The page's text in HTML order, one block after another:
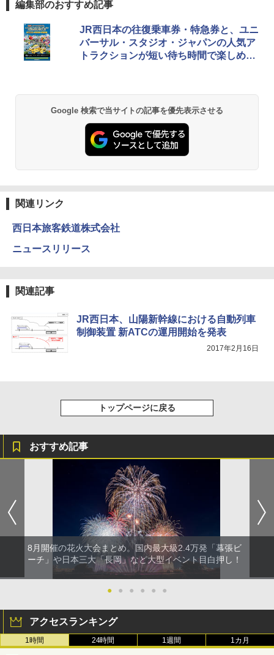
[キャンパーズコレクション 山善] ポップアッ
プテント 傘みたいに広げて畳める パッとサ
ッとサンシェード キューブ フルクローズ メ
ッシュ 簡単設置 ワンタッチテント キャンプ
ENDLESS BASE 《めざましテレビで紹介》
テント ワンタッチ RENEW 幅200 2-3人用 43
500002(88859)
人用 折りたたみ 防災グッズ 災害用トイレ ビ
ーチ ピクニック ポップアップテント 携帯 簡
広げるだけ パッとサッとテント ブラックコ
ーティング フルクローズ メッシュ 3-4人用
簡単設置 ポップアップテント エクルベージ
[キャンパーズコレクション 山善] 傘みたいに
広げるだけ パッとサッとテント キューブワ
DEWEL パラソル 大型 ビーチ アウトドアパ
ラソル ガーデン サイトシート付 折りたたみ
防水 UVカット 4段階高さ調整 軽量 収納袋付
き
GRANDOOR ステンレス保冷剤 2個セット 2
026リニューアル 急速冷凍 空間倍増 衛生的
コンパクト 保冷力長持ち
￥2,980
￥680
関の購入実績 登山・キャンプ・アウトドア・
防災用品 長期保存可能 緊急時用 日本国内発
ポインターライト 強力 小型 緑色/赤色/青紫色
USB充電式 高精度 超長距離照射 長時間使用
編集部のおすすめ記事
JR西日本の往復乗車券・特急券と、ユニ
バーサル・スタジオ・ジャパンの人気ア
トラクションが短い待ち時間で楽しめる
Google 検索で当サイトの記事を優先表示させる
関連リンク
西日本旅客鉄道株式会社
ニュースリリース
関連記事
JR西日本、山陽新幹線における自動列車
制御装置 新ATCの運用開始を発表
2017年2月16日
トップページに戻る
おすすめ記事
8月開催の花火大会まとめ。国内最大級2.4万発「幕張ビ
ーチ」や日本三大「長岡」など大型イベント目白押し！
● ● ● ● ● ●
アクセスランキング
1時間 24時間 1週間 1カ月